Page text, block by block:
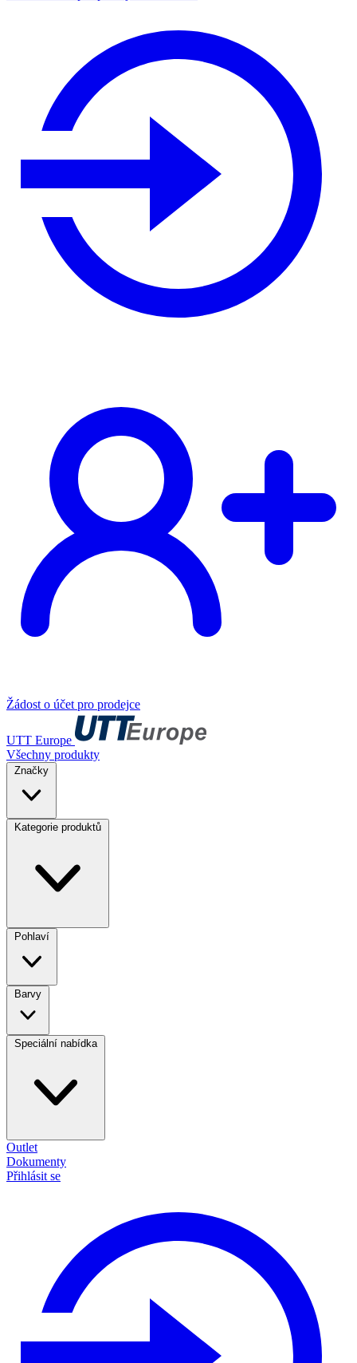
Žádost o účet pro prodejce
UTT Europe
Všechny produkty
Značky
Kategorie produktů
Pohlaví
Barvy
Speciální nabídka
Outlet
Dokumenty
Přihlásit se